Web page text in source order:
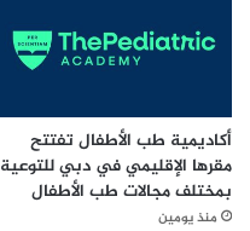
أكاديمية طب الأطفال تفتتح
مقرها الإقليمي في دبي للتوعية
بمختلف مجالات طب الأطفال
منذ يومين